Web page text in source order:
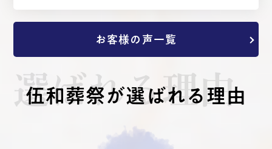
お客様の声一覧
伍和葬祭が選ばれる理由
選ばれる理由